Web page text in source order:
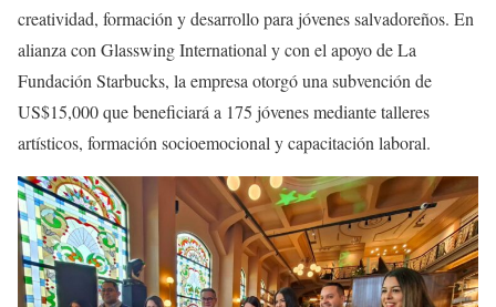
creatividad, formación y desarrollo para jóvenes salvadoreños. En
alianza con Glasswing International y con el apoyo de La
Fundación Starbucks, la empresa otorgó una subvención de
US$15,000 que beneficiará a 175 jóvenes mediante talleres
artísticos, formación socioemocional y capacitación laboral.